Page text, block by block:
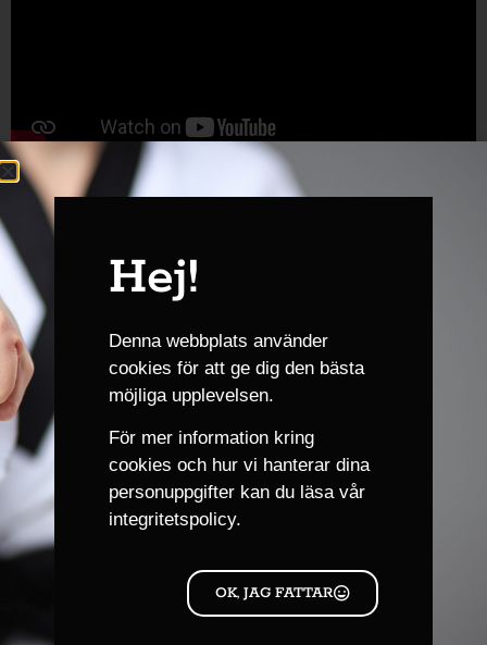
Hej!
Denna webbplats använder
cookies för att ge dig den bästa
möjliga upplevelsen.
För mer information kring
cookies och hur vi hanterar dina
personuppgifter kan du läsa vår
integritetspolicy.
OK, JAG FATTAR